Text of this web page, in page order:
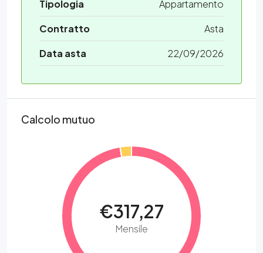
Tipologia
Appartamento
Contratto
Asta
Data asta
22/09/2026
Calcolo mutuo
€317,27
Mensile